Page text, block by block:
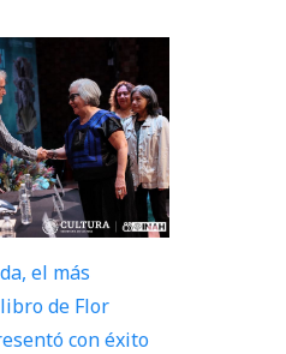
el más
de Flor
con éxito